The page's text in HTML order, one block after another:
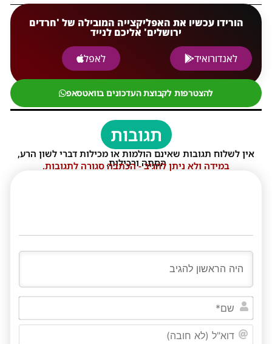
הורידו עכשיו את האפליקצייה המובילה של 'חרדים
ירושלים' אליכם לנייד
לאנדורואיד
לאפל
להצטרפות לקבוצת העדכונים בוואטסאפ
תגובות
אין לשלוח תגובות שאינם הולמות או מכילות דברי לשון הרע,
הסתה ורכילות.
במידה ולא ניתן להגיב - הכתבה סגורה לתגובות.